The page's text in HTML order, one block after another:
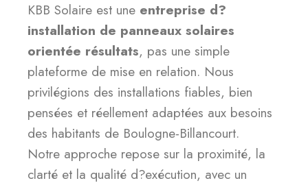
KBB Solaire est une entreprise d?
installation de panneaux solaires
orientée résultats, pas une simple
plateforme de mise en relation. Nous
privilégions des installations fiables, bien
pensées et réellement adaptées aux besoins
des habitants de Boulogne-Billancourt.
Notre approche repose sur la proximité, la
clarté et la qualité d?exécution, avec un